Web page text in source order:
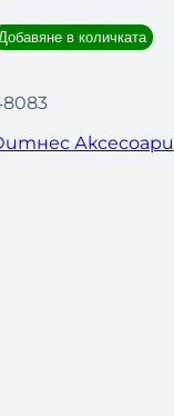
Добавяне в количката
Аксесоари